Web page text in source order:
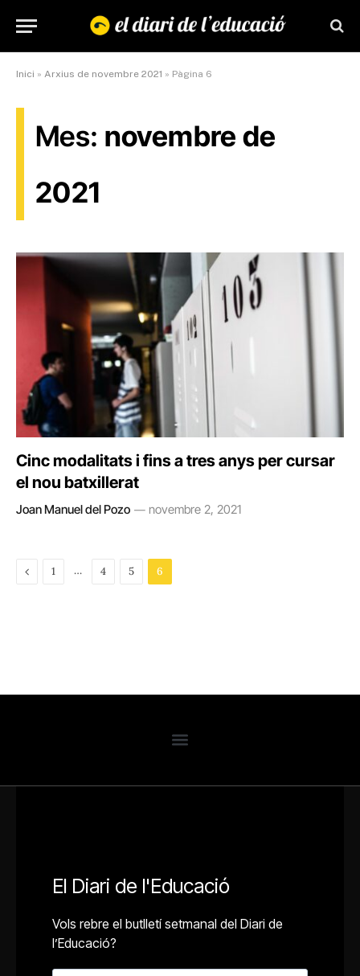
Inici » Arxius de novembre 2021 » Pàgina 6
Mes: novembre de
2021
Cinc modalitats i fins a tres anys per cursar
el nou batxillerat
Joan Manuel del Pozo novembre 2, 2021
Previous
1 … 4 5 6